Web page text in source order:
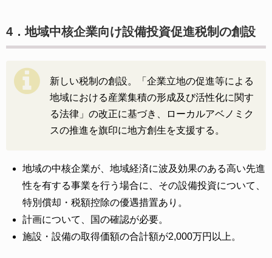
4．地域中核企業向け設備投資促進税制の創設
新しい税制の創設。「企業立地の促進等による
地域における産業集積の形成及び活性化に関す
る法律」の改正に基づき、ローカルアベノミク
スの推進を旗印に地方創生を支援する。
地域の中核企業が、地域経済に波及効果のある高い先進
性を有する事業を行う場合に、その設備投資について、
特別償却・税額控除の優遇措置あり。
計画について、国の確認が必要。
施設・設備の取得価額の合計額が2,000万円以上。